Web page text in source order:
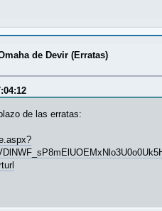
de Devir (Erratas)
de las erratas: